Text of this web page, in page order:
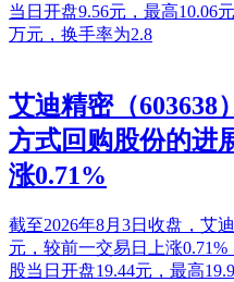
当日开盘9.56元，最高10.06
万元，换手率为2.8
艾迪精密（603638
方式回购股份的进
涨0.71%
截至2026年8月3日收盘，艾
元，较前一交易日上涨
股当日开盘19.44元，最高